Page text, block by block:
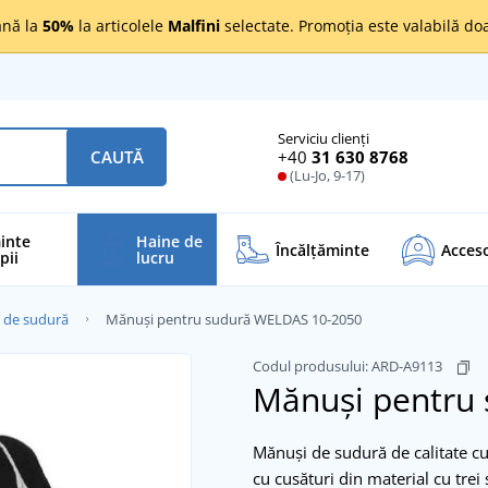
la 50% la articolele Malfini selectate. Promoția este valabilă
Serviciu clienți
+40 31 630 8768
(Lu-Jo, 9-17)
CAUTĂ
Haine de
lucru Încălţăminte
sudură Mănuși pentru sudură WELDAS 10-2050
Codul produsului:ARD-A9113
Mănuși pentru
Mănuși de sudură de calitate
cu cusături din material cu trei